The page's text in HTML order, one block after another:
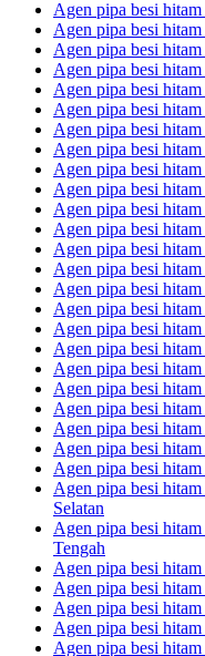
Agen pipa besi
Agen pipa besi
Agen pipa besi
Agen pipa besi
Agen pipa besi
Agen pipa besi
Agen pipa besi
Agen pipa besi
Agen pipa besi
Agen pipa besi
Agen pipa besi
Agen pipa besi
Agen pipa besi
Agen pipa besi
Agen pipa besi
Agen pipa besi
Agen pipa besi
Agen pipa besi
Agen pipa besi
Agen pipa besi
Agen pipa besi
Agen pipa besi
Agen pipa besi
Agen pipa besi
Agen pipa besi
Selatan
Agen pipa besi
Tengah
Agen pipa besi
Agen pipa besi
Agen pipa besi
Agen pipa besi
Agen pipa besi